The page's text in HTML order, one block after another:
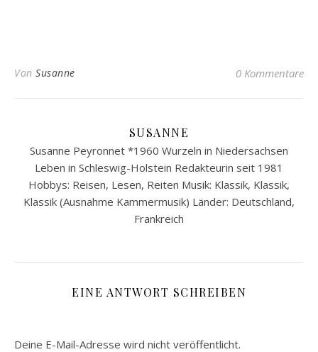
Von Susanne 0 Kommentare
SUSANNE
Susanne Peyronnet *1960 Wurzeln in Niedersachsen
Leben in Schleswig-Holstein Redakteurin seit 1981
Hobbys: Reisen, Lesen, Reiten Musik: Klassik, Klassik,
Klassik (Ausnahme Kammermusik) Länder: Deutschland,
Frankreich
EINE ANTWORT SCHREIBEN
Deine E-Mail-Adresse wird nicht veröffentlicht.